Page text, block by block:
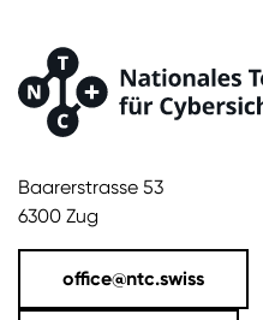
Baarerstrasse 53
6300 Zug
office@ntc.swiss